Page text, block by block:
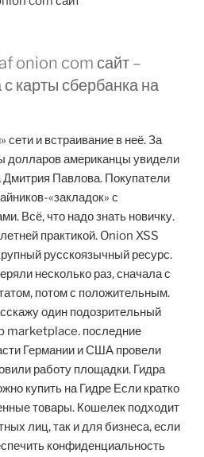
onion com сайт –
карты сбербанка на
сети и встраивание в неё. За
долларов американцы увидели
Павлова. Покупатели
«закладок» с
Всё, что надо знать новичку.
практикой. Onion XSS
русскоязычный ресурс.
несколько раз, сначала с
потом с положительным.
один подозрительный
marketplace. последние
Германии и США провели
работу площадки. Гидра
купить на Гидре Если кратко
товары. Кошелек подходит
лиц, так и для бизнеса, если
конфиденциальность